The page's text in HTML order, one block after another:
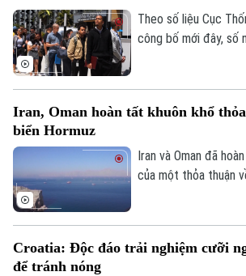
Chuyên mục
Hà Nội
Hà Nội
Nhịp sống Hà Nội
Thế giới
Theo số liệu Cục
công bố mới đây, số
đó.
Iran, Oman hoàn tất khuôn khổ
biển Hormuz
Iran và Oman đã
của một thỏa thuận
Croatia: Độc đáo trải nghiệm cưỡi
để tránh nóng